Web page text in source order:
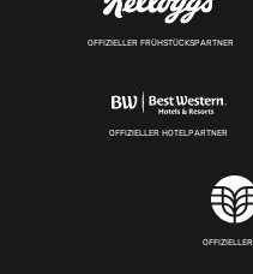
OFFIZIELLER FRÜHSTÜCKSPARTNER
OFFIZIELLER HOTELPARTNER